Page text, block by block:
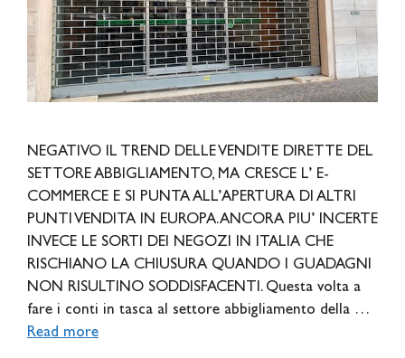
NEGATIVO IL TREND DELLE VENDITE DIRETTE DEL
SETTORE ABBIGLIAMENTO, MA CRESCE L’ E-
COMMERCE E SI PUNTA ALL’APERTURA DI ALTRI
PUNTI VENDITA IN EUROPA. ANCORA PIU’ INCERTE
INVECE LE SORTI DEI NEGOZI IN ITALIA CHE
RISCHIANO LA CHIUSURA QUANDO I GUADAGNI
NON RISULTINO SODDISFACENTI. Questa volta a
fare i conti in tasca al settore abbigliamento della …
Read more